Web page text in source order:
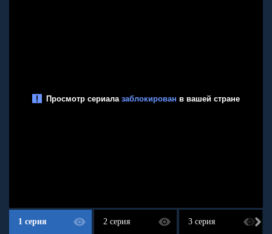
1 серия 2 серия 3 серия